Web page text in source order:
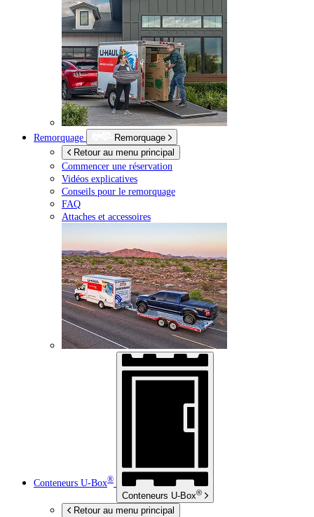
Remorquage
Remorquage
Retour au menu principal
Commencer une réservation
Vidéos explicatives
Conseils pour le remorquage
FAQ
Attaches et accessoires
Conteneurs U-Box®
Conteneurs U-Box®
Retour au menu principal